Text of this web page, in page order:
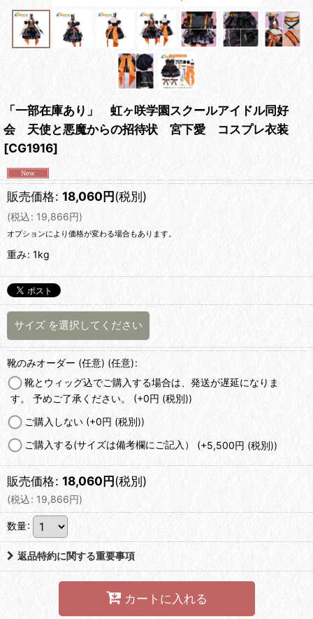
「一部在庫あり」 虹ヶ咲学園スクールアイドル同好
会 天使と悪魔からの招待状 宮下愛 コスプレ衣装
[CG1916]
販売価格: 18,060円(税別)
(税込: 19,866円)
オプションにより価格が変わる場合もあります。
重み: 1kg
サイズ を選択してください
靴のみオーダー (任意) (任意):
靴とウィッグ込でご購入する場合は、発送が遅延になりま
す。 予めご了承ください。 (+0円 (税別))
ご購入しない (+0円 (税別))
ご購入する(サイズは備考欄にご記入） (+5,500円 (税別))
販売価格: 18,060円(税別)
(税込: 19,866円)
数量:
返品特約に関する重要事項
カートに入れる